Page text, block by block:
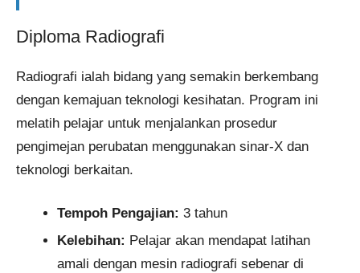
Diploma Radiografi
Radiografi ialah bidang yang semakin berkembang
dengan kemajuan teknologi kesihatan. Program ini
melatih pelajar untuk menjalankan prosedur
pengimejan perubatan menggunakan sinar-X dan
teknologi berkaitan.
Tempoh Pengajian: 3 tahun
Kelebihan: Pelajar akan mendapat latihan
amali dengan mesin radiografi sebenar di